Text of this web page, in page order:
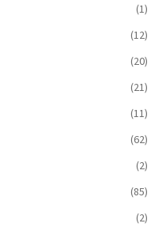
(1)
(12)
(20)
(21)
(11)
(62)
(2)
(85)
(2)